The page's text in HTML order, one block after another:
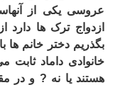
عروسی یکی از
ازدواج ترک ها
بگذریم دختر خانم
خانوادی داماد
هستند یا نه ? و در